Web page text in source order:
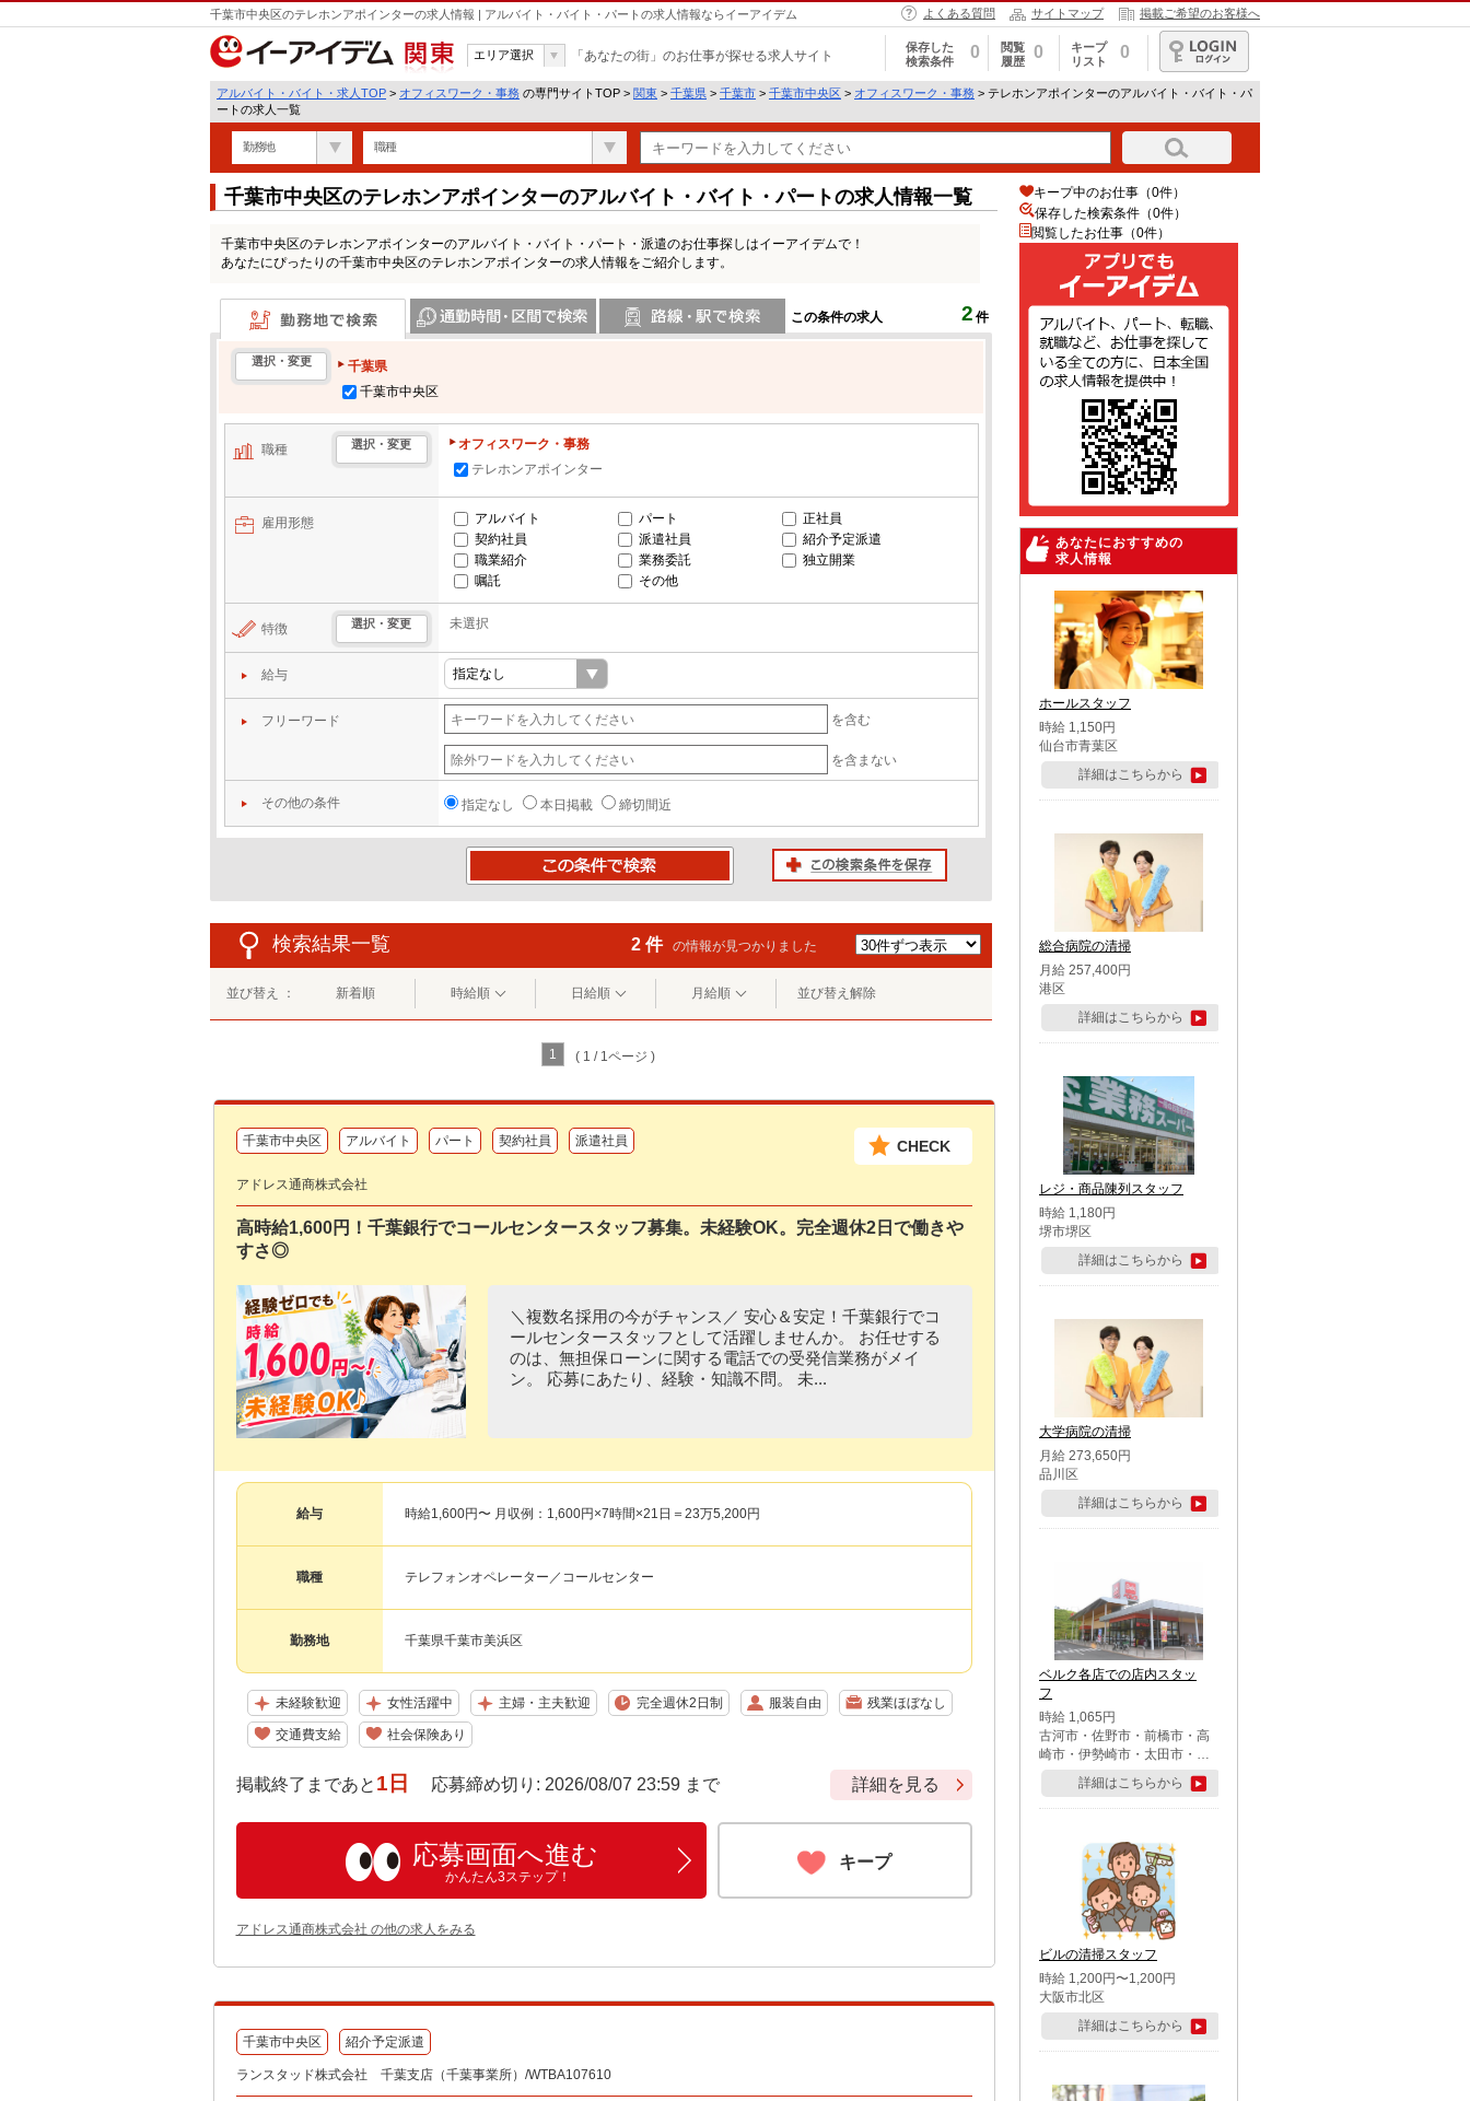
千葉市中央区のテレホンアポインターの求人情報 | アルバイト・バイト・パートの求人情報ならイーアイデム よくある質問 サイトマップ 掲載ご希望のお客様へ
関東
エリア選択 「あなたの街」のお仕事が探せる求人サイト
保存した
検索条件
0
閲覧
履歴
0
キープ
リスト
0
ログイン
アルバイト・バイト・求人TOP > オフィスワーク・事務 の専門サイトTOP > 関東 > 千葉県 > 千葉市 > 千葉市中央区 > オフィスワーク・事務 > テレホンアポインターのアルバイト・バイト・パ
ートの求人一覧
勤務地 職種
千葉市中央区のテレホンアポインターのアルバイト・バイト・パートの求人情報一覧
千葉市中央区のテレホンアポインターのアルバイト・バイト・パート・派遣のお仕事探しはイーアイデムで！
あなたにぴったりの千葉市中央区のテレホンアポインターの求人情報をご紹介します。
この条件の求人 2 件
勤務地で検索
選択・変更
千葉県
千葉市中央区
職種 選択・変更
オフィスワーク・事務
テレホンアポインター
雇用形態 アルバイト パート
正社員
契約社員
派遣社員
紹介予定派遣
職業紹介
業務委託
独立開業
嘱託
その他
特徴 選択・変更 未選択
給与
フリーワード を含む
を含まない
その他の条件 指定なし 本日掲載 締切間近
検索結果一覧 2 件 の情報が見つかりました
並び替え ： 新着順 時給順 日給順 月給順 並び替え解除
1 ( 1 / 1ページ )
千葉市中央区 アルバイト パート 契約社員 派遣社員 CHECK
アドレス通商株式会社
高時給1,600円！千葉銀行でコールセンタースタッフ募集。未経験OK。完全週休2日で働きや
すさ◎
＼複数名採用の今がチャンス／ 安心＆安定！千葉銀行でコ
ールセンタースタッフとして活躍しませんか。 お任せする
のは、無担保ローンに関する電話での受発信業務がメイ
ン。 応募にあたり、経験・知識不問。 未...
給与 時給1,600円〜 月収例：1,600円×7時間×21日＝23万5,200円
職種 テレフォンオペレーター／コールセンター
勤務地 千葉県千葉市美浜区
未経験歓迎 女性活躍中 主婦・主夫歓迎 完全週休2日制 服装自由 残業ほぼなし
交通費支給 社会保険あり
掲載終了まであと 1日 応募締め切り: 2026/08/07 23:59 まで 詳細を見る
応募画面へ進む
かんたん3ステップ！
キープ
アドレス通商株式会社 の他の求人をみる
千葉市中央区 紹介予定派遣
ランスタッド株式会社 千葉支店（千葉事業所）/WTBA107610
キープ中のお仕事（0件）
保存した検索条件（0件）
閲覧したお仕事（0件）
あなたにおすすめの
求人情報
ホールスタッフ
時給 1,150円
仙台市青葉区
詳細はこちらから
総合病院の清掃
月給 257,400円
港区
詳細はこちらから
レジ・商品陳列スタッフ
時給 1,180円
堺市堺区
詳細はこちらから
大学病院の清掃
月給 273,650円
品川区
詳細はこちらから
ベルク各店での店内スタッ
フ
時給 1,065円
古河市・佐野市・前橋市・高
崎市・伊勢崎市・太田市・館
林市・藤岡市・大泉町・さい
たま市北区・川越市・熊谷
市・行田市・秩父市・所沢
市・鶴ケ島市・千葉市中央
区・市川市・松戸市・習志野
市・柏市・流山市・八千代
市・足立区・江戸川区・八王
子市・町田市
詳細はこちらから
ビルの清掃スタッフ
時給 1,200円〜1,200円
大阪市北区
詳細はこちらから